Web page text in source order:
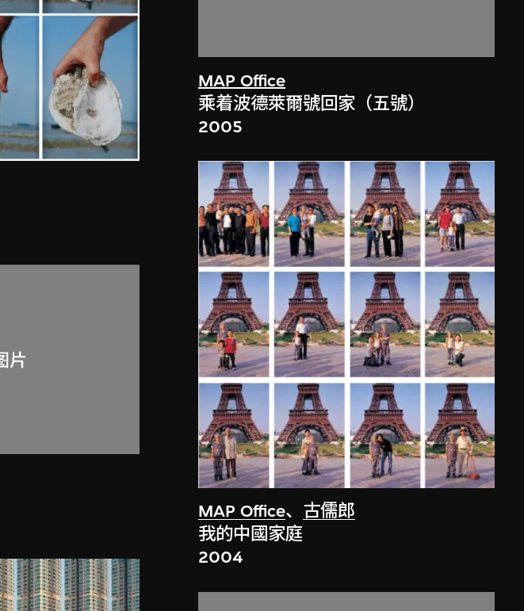
MAP Office
乘着波德萊爾號回家（五號）
2005
MAP Office、 古儒郎
我的中國家庭
2004